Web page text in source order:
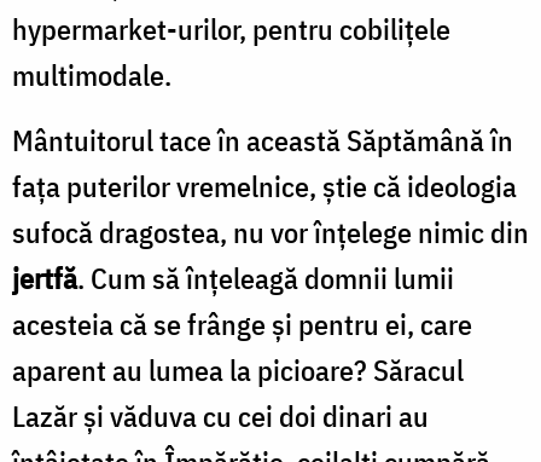
hypermarket-urilor, pentru cobiliţele
multimodale.
Mântuitorul tace în această Săptămână în
faţa puterilor vremelnice, ştie că ideologia
sufocă dragostea, nu vor înţelege nimic din
jertfă. Cum să înţeleagă domnii lumii
acesteia că se frânge şi pentru ei, care
aparent au lumea la picioare? Săracul
Lazăr şi văduva cu cei doi dinari au